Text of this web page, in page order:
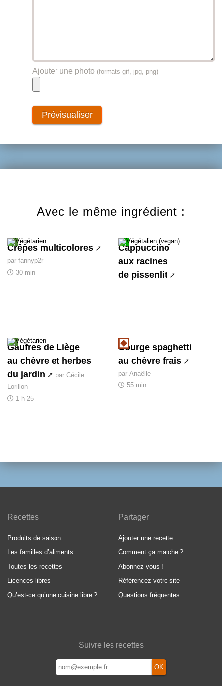
Ajouter une photo (formats gif, jpg, png)
Avec le même ingrédient :
Crêpes multicolores
par fannyp2r
30 min
Cappuccino
aux racines
de pissenlit
Gaufres de Liège
au chèvre et herbes
du jardin
par Cécile
Lorillon
1 h 25
Courge spaghetti
au chèvre frais
par Anaëlle
55 min
Recettes
Produits de saison
Les familles d’aliments
Toutes les recettes
Licences libres
Qu’est-ce qu’une cuisine libre ?
Partager
Ajouter une recette
Comment ça marche ?
Abonnez-vous !
Référencez votre site
Questions fréquentes
Suivre les recettes
OK